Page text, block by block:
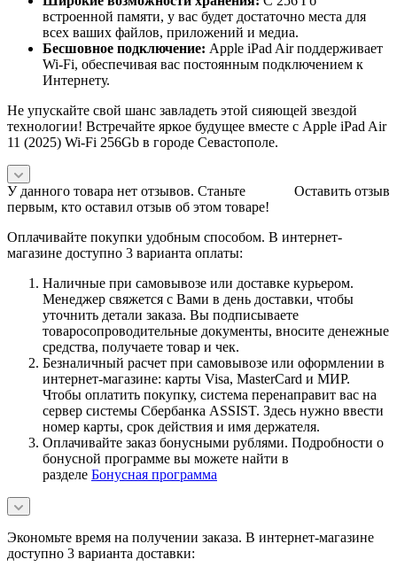
встроенной памяти, у вас будет достаточно места для
всех ваших файлов, приложений и медиа.
Бесшовное подключение: Apple iPad Air поддерживает
Wi-Fi, обеспечивая вас постоянным подключением к
Интернету.
Не упускайте свой шанс завладеть этой сияющей звездой
технологии! Встречайте яркое будущее вместе с Apple iPad Air
11 (2025) Wi-Fi 256Gb в городе Севастополе.
Оставить отзыв
У данного товара нет отзывов. Станьте
первым, кто оставил отзыв об этом товаре!
Оплачивайте покупки удобным способом. В интернет-
магазине доступно 3 варианта оплаты:
Наличные при самовывозе или доставке курьером.
Менеджер свяжется с Вами в день доставки, чтобы
уточнить детали заказа. Вы подписываете
товаросопроводительные документы, вносите денежные
средства, получаете товар и чек.
Безналичный расчет при самовывозе или оформлении в
интернет-магазине: карты Visa, MasterCard и МИР.
Чтобы оплатить покупку, система перенаправит вас на
сервер системы Сбербанка ASSIST. Здесь нужно ввести
номер карты, срок действия и имя держателя.
Оплачивайте заказ бонусными рублями. Подробности о
бонусной программе вы можете найти в
разделе Бонусная программа
Экономьте время на получении заказа. В интернет-магазине
доступно 3 варианта доставки: